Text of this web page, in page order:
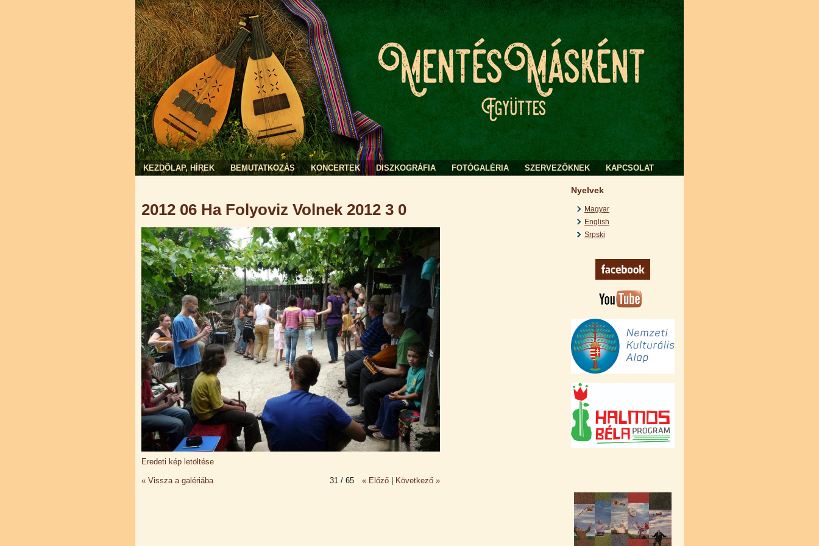
KEZDŐLAP, HÍREK BEMUTATKOZÁS KONCERTEK DISZKOGRÁFIA FOTÓGALÉRIA SZERVEZŐKNEK KAPCSOLAT
Nyelvek
Magyar
English
Srpski
2012 06 Ha Folyoviz Volnek 2012 3 0
Eredeti kép letöltése
« Vissza a galériába 31 / 65 « Előző Következő »